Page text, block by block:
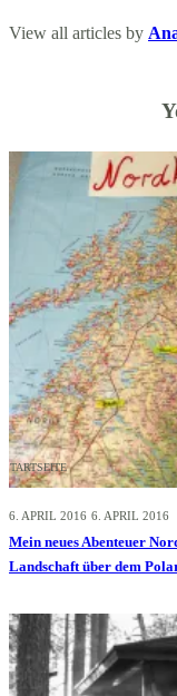
View all articles by
STARTSEITE
6. APRIL 2016 6. APRIL 2016
Mein neues Abenteuer
Landschaft über dem